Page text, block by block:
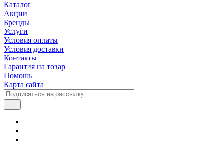
Каталог
Акции
Бренды
Услуги
Условия оплаты
Условия доставки
Контакты
Гарантия на товар
Помощь
Карта сайта